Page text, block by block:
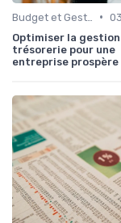
•
Optimiser la
trésorerie pour une
entreprise prospère